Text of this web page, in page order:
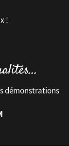
!
démonstrations